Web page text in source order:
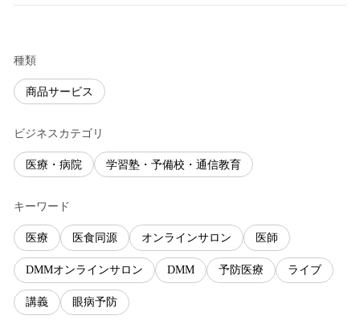
種類
商品サービス
ビジネスカテゴリ
医療・病院 学習塾・予備校・通信教育
キーワード
医療 医食同源 オンラインサロン 医師
DMMオンラインサロン DMM 予防医療 ライブ
講義 眼病予防